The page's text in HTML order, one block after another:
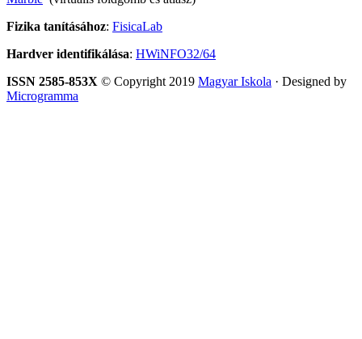
Fizika tanításához: FisicaLab
Hardver identifikálása: HWiNFO32/64
ISSN 2585-853X © Copyright 2019 Magyar Iskola · Designed by
Microgramma